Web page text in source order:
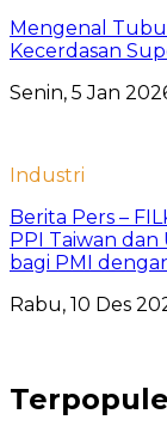
Mengenal
Kecerdasan
Senin, 5 Jan
Industri
Berita Pers –
PPI Taiwan dan
bagi PMI
Rabu, 10 Des